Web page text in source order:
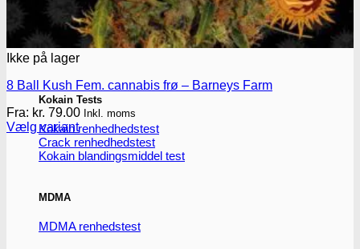
Narkotests
Kokain Tests
Kokain renhedhedstest
Crack renhedhedstest
Kokain blandingsmiddel test
MDMA
MDMA renhedstest
Ikke på lager
8 Ball Kush Fem. cannabis frø – Barneys Farm
Fra: kr. 79.00 Inkl. moms
Vælg variant
varianter.